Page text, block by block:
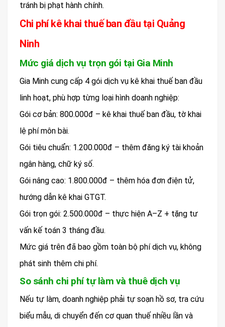
tránh bị phạt hành chính.
Chi phí kê khai thuế ban đầu tại Quảng
Ninh
Mức giá dịch vụ trọn gói tại Gia Minh
Gia Minh cung cấp 4 gói dịch vụ kê khai thuế ban đầu
linh hoạt, phù hợp từng loại hình doanh nghiệp:
Gói cơ bản: 800.000đ – kê khai thuế ban đầu, tờ khai
lệ phí môn bài.
Gói tiêu chuẩn: 1.200.000đ – thêm đăng ký tài khoản
ngân hàng, chữ ký số.
Gói nâng cao: 1.800.000đ – thêm hóa đơn điện tử,
hướng dẫn kê khai GTGT.
Gói trọn gói: 2.500.000đ – thực hiện A–Z + tặng tư
vấn kế toán 3 tháng đầu.
Mức giá trên đã bao gồm toàn bộ phí dịch vụ, không
phát sinh thêm chi phí.
So sánh chi phí tự làm và thuê dịch vụ
Nếu tự làm, doanh nghiệp phải tự soạn hồ sơ, tra cứu
biểu mẫu, di chuyển đến cơ quan thuế nhiều lần và